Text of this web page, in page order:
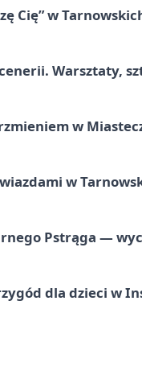
Cię” w
Warsztaty,
w
w
Pstrąga —
dla dzieci w